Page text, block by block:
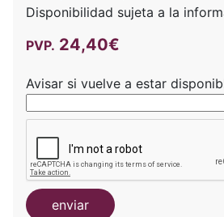
Disponibilidad sujeta a la
PVP. 24,40€
Avisar si vuelve a estar
enviar